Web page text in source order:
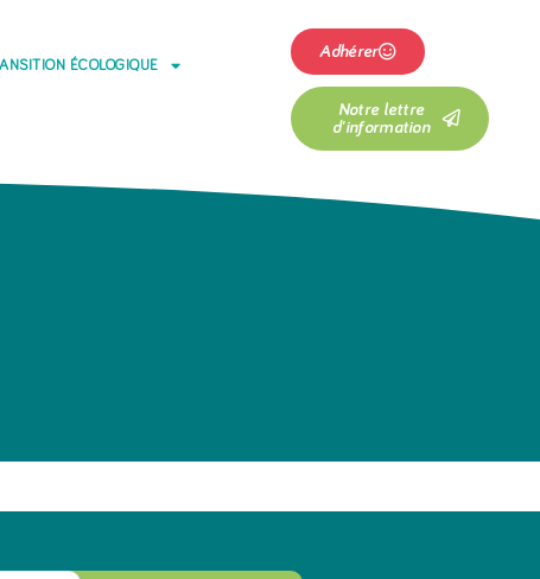
ÉCOLOGIQUE
Adhérer
Notre lettre
d'information